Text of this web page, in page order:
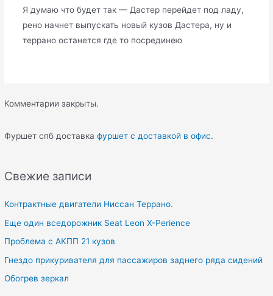
Фуршет спб доставкафуршет с доставкой в офис.
Свежие записи
Контрактные двигатели Ниссан Террано.
Еще один вседорожник Seat Leon X-Perience
Проблема с АКПП 21 кузов
Гнездо прикуривателя для пассажиров заднего ряда сидений
Обогрев зеркал
Я думаю что будет так — Дастер перейдет под ладу,
рено начнет выпускать новый кузов Дастера, ну и
террано останется где то посрединею
Комментарии закрыты.